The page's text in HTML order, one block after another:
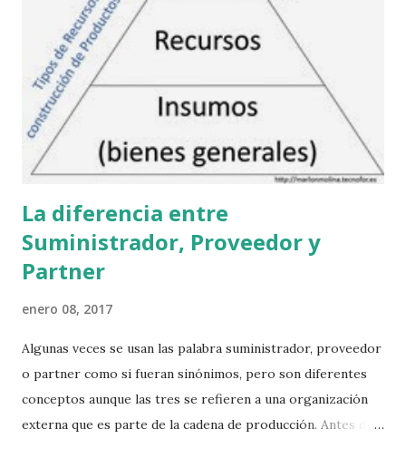
Sorpresa, todo parece correcto. Incluso tiene un cartel que
dice que se ha financiado con fondos Next Generation, que
son los fondos para la recuperación económica, una página
así no tiene sentido que se financie con estos fondos. Pues
es real. Es un error de ciberseguridad. Yo le aconsejo que
no crea jamás que una web que no lleve el ...
La diferencia entre
Suministrador, Proveedor y
Partner
enero 08, 2017
Algunas veces se usan las palabra suministrador, proveedor
o partner como si fueran sinónimos, pero son diferentes
conceptos aunque las tres se refieren a una organización
externa que es parte de la cadena de producción. Antes de